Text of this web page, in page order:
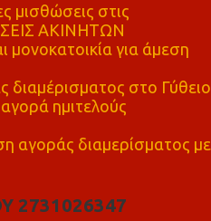
μισθώσεις στις
ΑΚΙΝΗΤΩΝ
μονοκατοικία για άμεση
στο Γύθειο
ημιτελούς
αγοράς διαμερίσματος με
2731026347